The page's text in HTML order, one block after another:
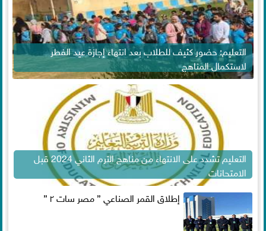
التعليم: حضور كثيف للطلاب بعد انتهاء إجازة عيد الفطر
لاستكمال المناهج
التعليم تشدد على الانتهاء من مناهج الترم الثاني 2024 قبل
الامتحانات
إطلاق القمر الصناعي ” مصر سات ٢ ”